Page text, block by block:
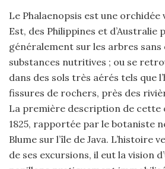
Le Phalaenopsis est une orchidée
Est, des Philippines et d’Australie
généralement sur les arbres sans
substances nutritives ; ou se
dans des sols très aérés tels que
fissures de rochers, près des
La première description de cette
1825, rapportée par le botaniste
Blume sur l’île de Java. L’histoire
de ses excursions, il eut la vision